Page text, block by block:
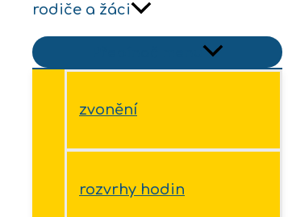
rodiče a žáci
zvonění
rozvrhy hodin